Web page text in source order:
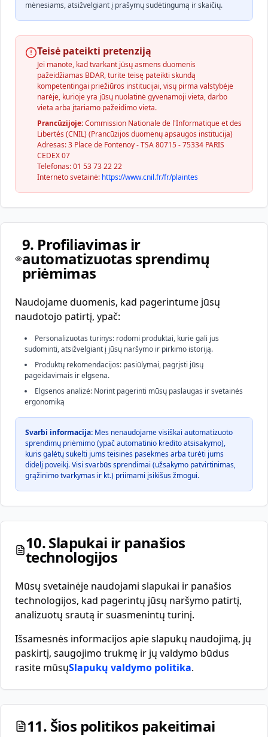
mėnesiams, atsižvelgiant į prašymų sudėtingumą ir skaičių.
Teisė pateikti pretenziją
Jei manote, kad tvarkant jūsų asmens duomenis
pažeidžiamas BDAR, turite teisę pateikti skundą
kompetentingai priežiūros institucijai, visų pirma valstybėje
narėje, kurioje yra jūsų nuolatinė gyvenamoji vieta, darbo
vieta arba įtariamo pažeidimo vieta.
Prancūzijoje:Commission Nationale de l'Informatique et des
Libertés (CNIL) (Prancūzijos duomenų apsaugos institucija)
Adresas: 3 Place de Fontenoy - TSA 80715 - 75334 PARIS
CEDEX 07
Telefonas: 01 53 73 22 22
Interneto svetainė: https://www.cnil.fr/fr/plaintes
9. Profiliavimas ir
automatizuotas sprendimų
priėmimas
Naudojame duomenis, kad pagerintume jūsų
naudotojo patirtį, ypač:
Personalizuotas turinys: rodomi produktai, kurie gali jus
sudominti, atsižvelgiant į jūsų naršymo ir pirkimo istoriją.
Produktų rekomendacijos: pasiūlymai, pagrįsti jūsų
pageidavimais ir elgsena.
Elgsenos analizė: Norint pagerinti mūsų paslaugas ir svetainės
ergonomiką
Svarbi informacija: Mes nenaudojame visiškai automatizuoto
sprendimų priėmimo (ypač automatinio kredito atsisakymo),
kuris galėtų sukelti jums teisines pasekmes arba turėti jums
didelį poveikį. Visi svarbūs sprendimai (užsakymo patvirtinimas,
grąžinimo tvarkymas ir kt.) priimami įsikišus žmogui.
10. Slapukai ir panašios
technologijos
Mūsų svetainėje naudojami slapukai ir panašios
technologijos, kad pagerintų jūsų naršymo patirtį,
analizuotų srautą ir suasmenintų turinį.
Išsamesnės informacijos apie slapukų naudojimą, jų
paskirtį, saugojimo trukmę ir jų valdymo būdus
rasite mūsųSlapukų valdymo politika.
11. Šios politikos pakeitimai